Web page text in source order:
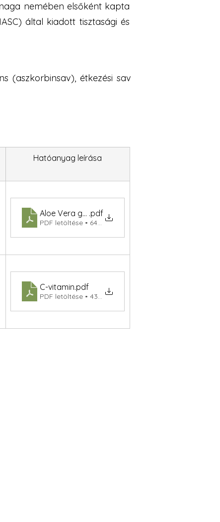
nemében elsőként kapta
által kiadott tisztasági és
(aszkorbinsav), étkezési sav
Hatóanyag leírása
Aloe Vera gél (gr)
.pdf
PDF letöltése • 64KB
C-vitamin.pdf
PDF letöltése • 43KB